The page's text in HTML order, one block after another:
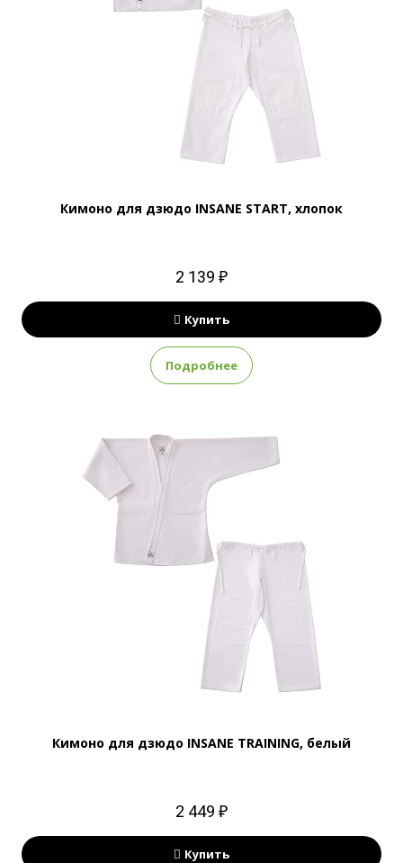
Кимоно для дзюдо INSANE START, хлопок
2 139 ₽
Купить
Подробнее
Кимоно для дзюдо INSANE TRAINING, белый
2 449 ₽
Купить